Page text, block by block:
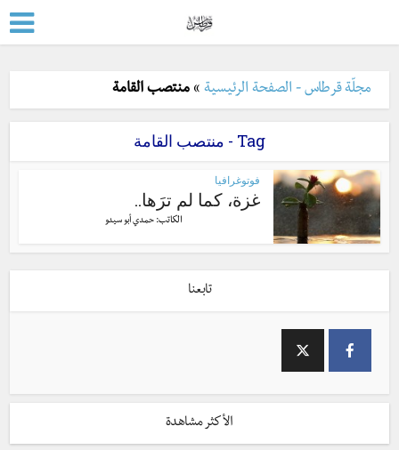
مجلّة قرطاس - الصفحة الرئيسية »منتصب القامة
Tag - منتصب القامة
فوتوغرافيا
غزة، كما لم ترَها..
الكاتب: حمدي أبو سيدو
تابعنا
الأكثر مشاهدة